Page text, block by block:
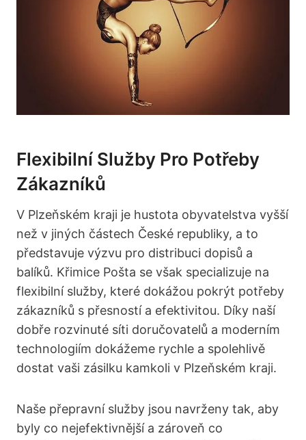
Flexibilní Služby Pro Potřeby
Zákazníků
V Plzeňském kraji je hustota obyvatelstva vyšší
než v jiných částech České republiky, a to
představuje výzvu pro distribuci dopisů a
balíků. Křimice Pošta se však specializuje na
flexibilní služby, které dokážou pokrýt potřeby
zákazníků s přesností a efektivitou. Díky naší
dobře rozvinuté síti doručovatelů a moderním
technologiím dokážeme rychle a spolehlivě
dostat vaši zásilku kamkoli v Plzeňském kraji.
Naše přepravní služby jsou navrženy tak, aby
byly co nejefektivnější a zároveň co